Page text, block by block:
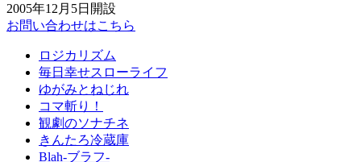
2005年12月5日開設
お問い合わせはこちら
ロジカリズム
毎日幸せスローライフ
ゆがみとねじれ
コマ斬り！
観劇のソナチネ
きんたろ冷蔵庫
Blah-ブラフ-